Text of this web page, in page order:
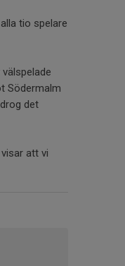
tio spelare
Södermalm
det
att vi